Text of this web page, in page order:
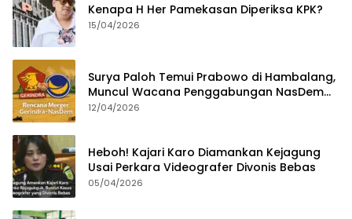
Kenapa H Her Pamekasan Diperiksa KPK?
15/04/2026
Surya Paloh Temui Prabowo di Hambalang,
Muncul Wacana Penggabungan NasDem
dan Gerindra
12/04/2026
Heboh! Kajari Karo Diamankan Kejagung
Usai Perkara Videografer Divonis Bebas
05/04/2026